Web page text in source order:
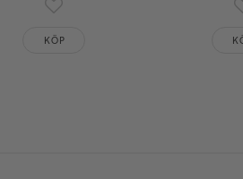
Lägg till i favoriter
KÖP